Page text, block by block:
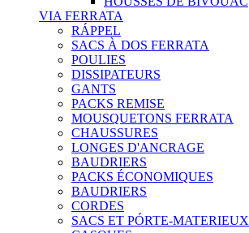
VIA FERRATA
RÁPPEL
SACS À DOS FERRATA
POULIES
DISSIPATEURS
GANTS
PACKS REMISE
MOUSQUETONS FERRATA
CHAUSSURES
LONGES D'ANCRAGE
BAUDRIERS
PACKS ÉCONOMIQUES
BAUDRIERS
CORDES
SACS ET PÓRTE-MATERIEUX